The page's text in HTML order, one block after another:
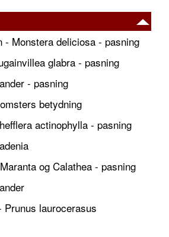
- Monstera deliciosa - pasning
glabra - pasning
- pasning
betydning
actinophylla - pasning
og Calathea - pasning
laurocerasus